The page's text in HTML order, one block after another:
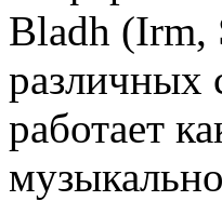
Bladh (Irm,
различных
работает